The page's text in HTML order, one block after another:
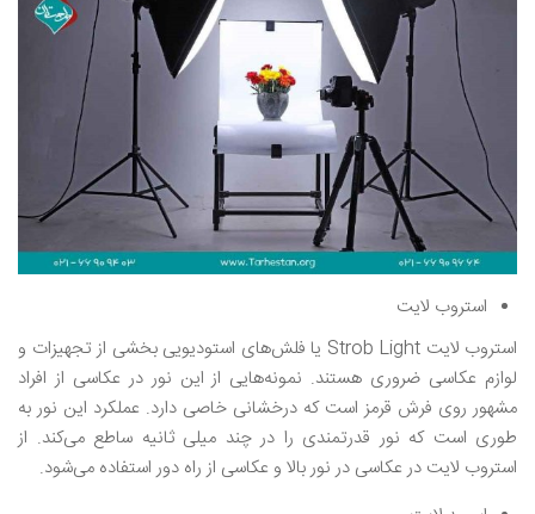
استروب لایت
استروب لایت Strob Light یا فلش‌های استودیویی بخشی از تجهیزات و
لوازم عکاسی ضروری هستند‌. نمونه‌هایی از این نور در عکاسی از افراد
مشهور روی فرش قرمز است که درخشانی خاصی دارد. عملکرد این نور به
طوری است که نور قدرتمندی را در چند میلی ثانیه ساطع می‌کند. از
استروب لایت در عکاسی در نور بالا و عکاسی از راه دور استفاده می‌شود.